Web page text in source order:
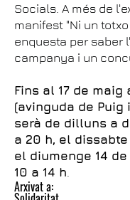
Socials. A més de
manifest "Ni un
enquesta per saber
campanya i un
Fins al 17 de maig
(avinguda de Puig
serà de dilluns a
a 20 h, el
el diumenge 14
10 a 14 h.
Arxivat a: